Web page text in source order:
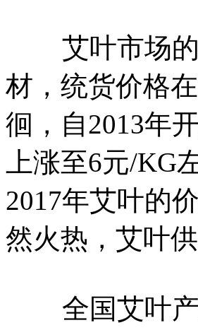
艾叶市场的
材，统货价格
徊，自2013年
上涨至6元/KG
2017年艾叶的
然火热，艾叶供
全国艾叶产